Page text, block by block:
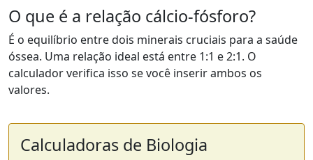
O que é a relação cálcio-fósforo?
É o equilíbrio entre dois minerais cruciais para a saúde
óssea. Uma relação ideal está entre 1:1 e 2:1. O
calculador verifica isso se você inserir ambos os
valores.
Calculadoras de Biologia